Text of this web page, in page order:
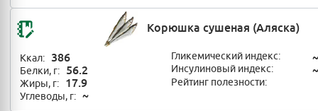
Корюшка сушеная (Аляска)
Ккал: 386
Белки, г: 56.2
Жиры, г: 17.9
Углеводы, г: ~
Гликемический индекс: ~
Инсулиновый индекс: ~
Рейтинг полезности: